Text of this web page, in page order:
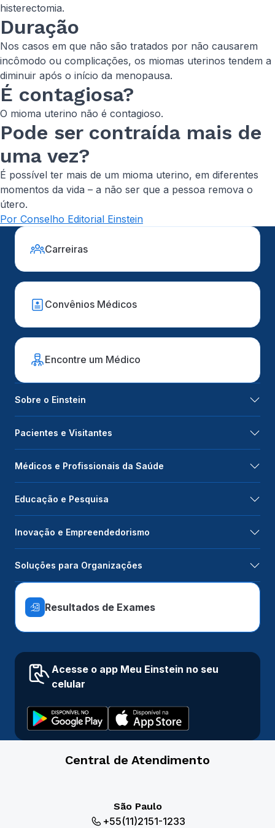
histerectomia.
Duração
Nos casos em que não são tratados por não causarem
incômodo ou complicações, os miomas uterinos tendem a
diminuir após o início da menopausa.
É contagiosa?
O mioma uterino não é contagioso.
Pode ser contraída mais de
uma vez?
É possível ter mais de um mioma uterino, em diferentes
momentos da vida – a não ser que a pessoa remova o
útero.
Por Conselho Editorial Einstein
Carreiras
Convênios Médicos
Encontre um Médico
Sobre o Einstein
Pacientes e Visitantes
Médicos e Profissionais da Saúde
Educação e Pesquisa
Inovação e Empreendedorismo
Soluções para Organizações
Resultados de Exames
Acesse o app Meu Einstein no seu
celular
Central de Atendimento
São Paulo
+55(11)2151-1233